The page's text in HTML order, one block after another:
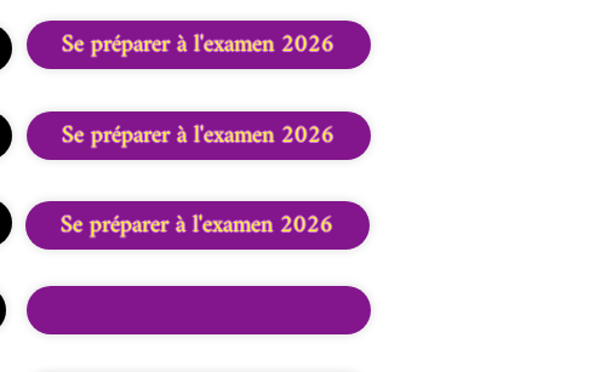
Se préparer à l'examen 2026
Se préparer à l'examen 2026
Se préparer à l'examen 2026